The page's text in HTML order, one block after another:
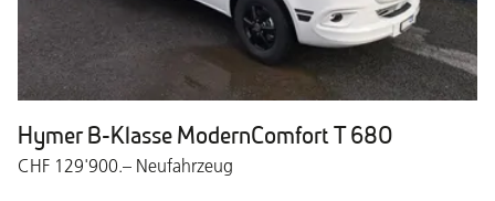
Hymer B-Klasse ModernComfort T 680
CHF 129'900.– Neufahrzeug